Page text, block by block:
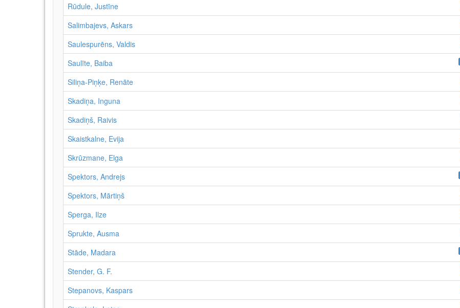
Rūdule, Justīne
Salimbajevs, Askars
Saulespurēns, Valdis
Saulīte, Baiba
Siliņa-Piņķe, Renāte
Skadiņa, Inguna
Skadiņš, Raivis
Skaistkalne, Evija
Skrūzmane, Elga
Spektors, Andrejs
Spektors, Mārtiņš
Sperga, Ilze
Sprukte, Ausma
Stāde, Madara
Stender, G. F.
Stepanovs, Kaspars